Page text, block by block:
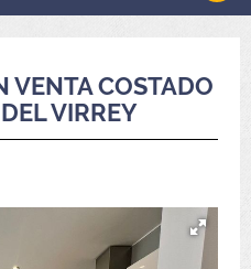
VENTA COSTADO
VIRREY